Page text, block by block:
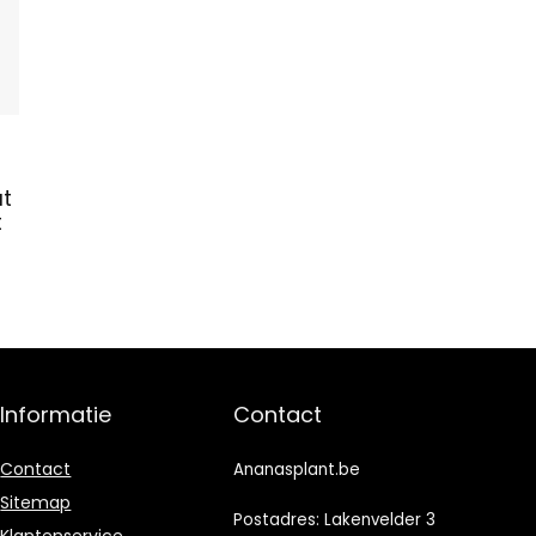
Informatie
Contact
Sitemap
Contact
Ananasplant.be
Postadres: Lakenvelder 3